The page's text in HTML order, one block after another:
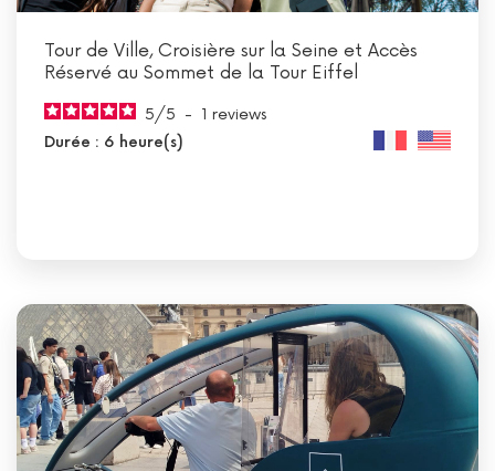
Tour de Ville, Croisière sur la Seine et Accès
Réservé au Sommet de la Tour Eiffel
5/5 - 1 reviews
Durée : 6 heure(s)